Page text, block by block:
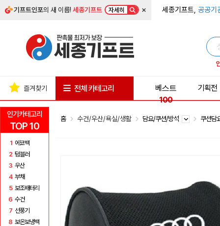
기프트인포의 새 이름!세종기프트 자세히 × 세종기프트, 공공기
인기카테고리
TOP 10
1 에코백
2 텀블러
3 우산
4 부채
5 보조배터리
6 수건
7 선풍기
8 보온보냉백
즐겨찾기 전체 카테고리
베스트
100
기획전
홈 수건/우산/욕실/생활 담요/쿠션/방석 쿠션